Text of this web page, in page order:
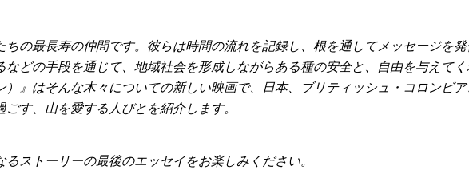
ちの最長寿の仲間です。彼らは時間の流れを記録し、根を通してメッセージを
などの手段を通じて、地域社会を形成しながらある種の安全と、自由を与えて
）』はそんな木々についての新しい映画で、日本、ブリティッシュ・コロンビ
ごす、山を愛する人びとを紹介します。
るストーリーの最後のエッセイをお楽しみください。